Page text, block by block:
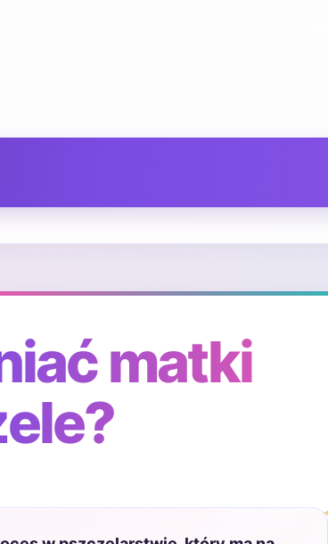
matki